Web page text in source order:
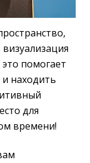
помогает
находить
для
времени!